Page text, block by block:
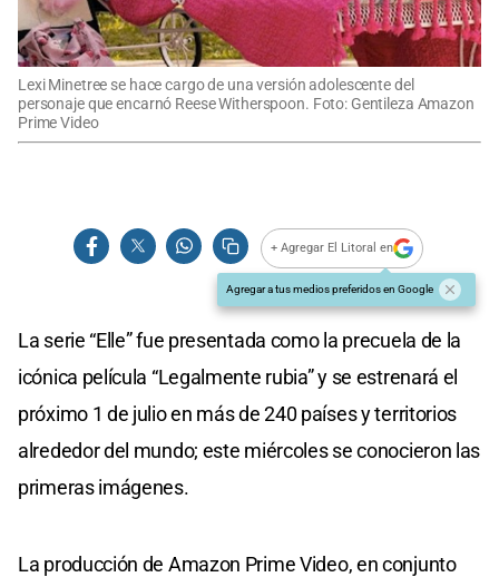
Lexi Minetree se hace cargo de una versión adolescente del
personaje que encarnó Reese Witherspoon. Foto: Gentileza Amazon
Prime Video
+ Agregar El Litoral en
Agregar a tus medios preferidos en Google
La serie “Elle” fue presentada como la precuela de la
icónica película “Legalmente rubia” y se estrenará el
próximo 1 de julio en más de 240 países y territorios
alrededor del mundo; este miércoles se conocieron las
primeras imágenes.
La producción de Amazon Prime Video, en conjunto